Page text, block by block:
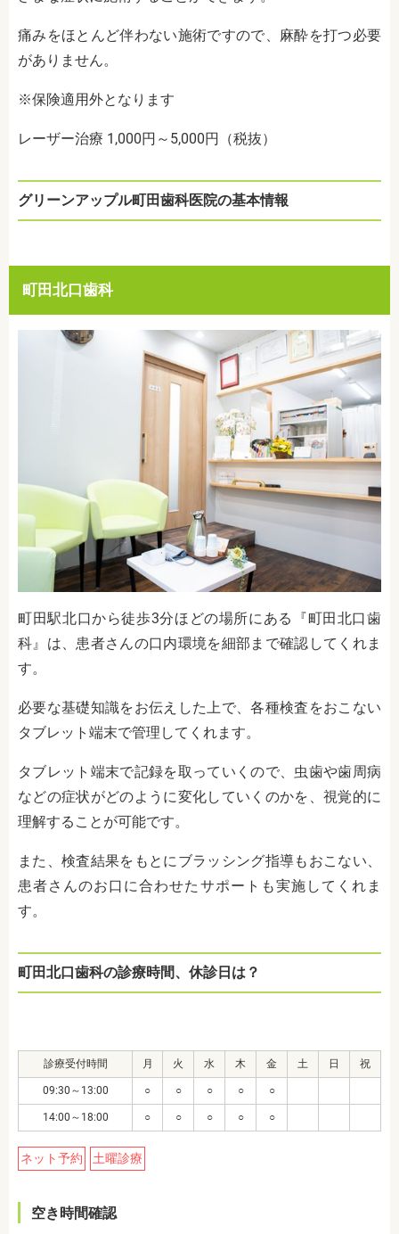
痛みをほとんど伴わない施術ですので、麻酔を打つ必要
がありません。
※保険適用外となります
レーザー治療 1,000円～5,000円（税抜）
グリーンアップル町田歯科医院の基本情報
町田北口歯科
町田駅北口から徒歩3分ほどの場所にある『町田北口歯
科』は、患者さんの口内環境を細部まで確認してくれま
す。
必要な基礎知識をお伝えした上で、各種検査をおこない
タブレット端末で管理してくれます。
タブレット端末で記録を取っていくので、虫歯や歯周病
などの症状がどのように変化していくのかを、視覚的に
理解することが可能です。
また、検査結果をもとにブラッシング指導もおこない、
患者さんのお口に合わせたサポートも実施してくれま
す。
町田北口歯科の診療時間、休診日は？
診療受付時間 月 火 水 木 金 土 日 祝
09:30～13:00 ○ ○ ○ ○ ○
14:00～18:00 ○ ○ ○ ○ ○
ネット予約 土曜診療
空き時間確認